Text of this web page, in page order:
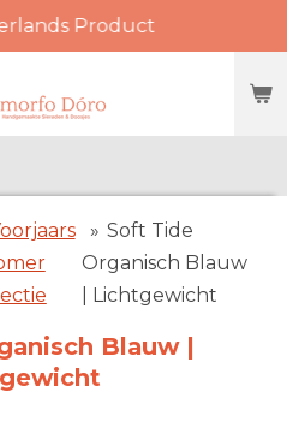
Product
» Soft Tide
Organisch Blauw
| Lichtgewicht
Blauw |